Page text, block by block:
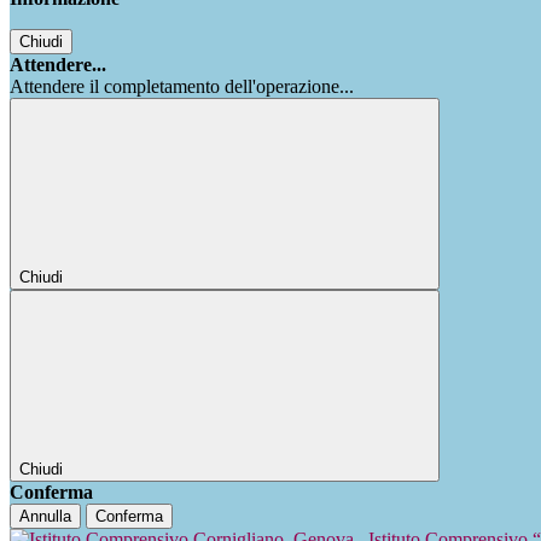
Chiudi
Attendere...
Attendere il completamento dell'operazione...
Chiudi
Chiudi
Conferma
Annulla Conferma